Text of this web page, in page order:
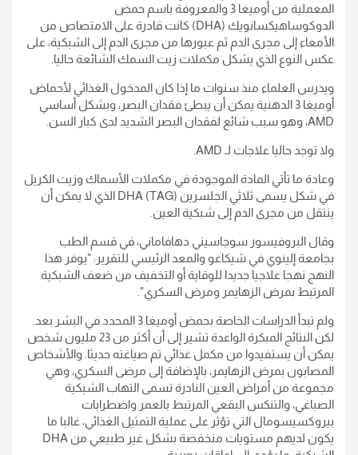
المعملية من أوميغا 3 والمعروفة باسم حمض
الدوكوساهيكسانويك (DHA) كانت قادرة على الامتصاص من
الأمعاء إلى مجرى الدم ثم عبورها من مجرى الدم إلى الشبكية، على
عكس النوع الذي يشكل مكملات زيت السمك الشائعة حاليا.
ويدرس العلماء منذ سنوات ما إذا كان المدخول الغذائي لأحماض
أوميغا 3 الدهنية يمكن أن يبطئ فقدان البصر، وبشكل أساسي
AMD، وهو سبب شائع لفقدان البصر الشديد لدى كبار السن.
ولا توجد حاليا علاجات لـ AMD.
وعادة ما تأتي المادة الموجودة في مكملات الأسماك وزيت الكريل
في شكل يسمى ثلاثي الجلسرين (TAG) DHA الذي لا يمكن أن
ينتقل من مجرى الدم إلى شبكية العين.
وقال البروفيسور سوجاسيني دهافاماني، في قسم الطب
بجامعة إلينوي في شيكاغو والمعد الرئيسي للتقرير: "يوفر هذا
النهج نهجا علاجيا جديدا للوقاية أو التخفيف من ضعف الشبكية
المرتبط بمرض الزهايمر ومرض السكري".
ولم تبدأ الدراسات الخاصة بحمض أوميغا 3 المحدد في البشر بعد.
لكن النتائج المبكرة الواعدة تشير إلى أن أكثر من 23 مليون شخص
يمكن أن يستفيدوا من مكمل غذائي تم صياغته حديثا. والأشخاص
المصابون بمرض الزهايمر، بالإضافة إلى مرضى السكري، وهي
مجموعة من أمراض العين النادرة تسمى التهاب الشبكية
الصباغي، والتنكس البقعي المرتبط بالعمر واضطرابات
بيروكسيسومال التي تؤثر على عملية التمثيل الغذائي، غالبا ما
يكون لديهم مستويات منخفضة بشكل غير طبيعي من DHA